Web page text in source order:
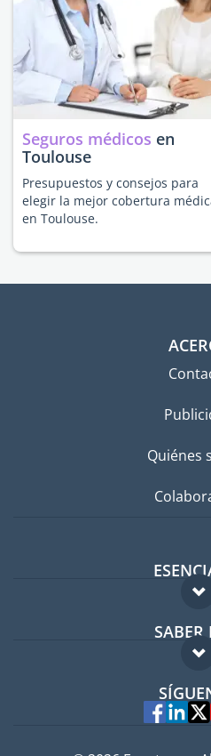
Seguros médicos en
Toulouse
Presupuestos y consejos para
elegir la mejor cobertura
en Toulouse.
Quiénes
Foro para
Guía para
Trabajos en
SABER
FAQ